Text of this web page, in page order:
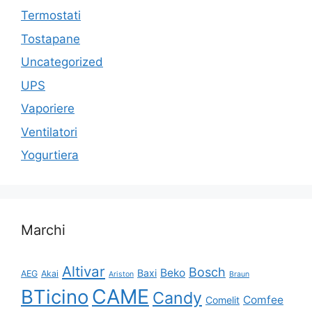
Termostati
Tostapane
Uncategorized
UPS
Vaporiere
Ventilatori
Yogurtiera
Marchi
AEG Akai Altivar Ariston Baxi Beko Bosch Braun
BTicino CAME Candy Comelit Comfee